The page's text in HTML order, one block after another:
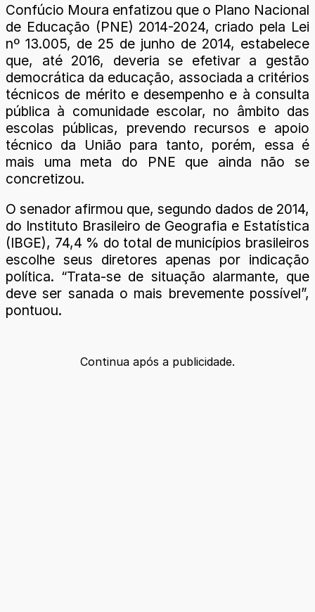
Confúcio Moura enfatizou que o Plano Nacional
de Educação (PNE) 2014-2024, criado pela Lei
nº 13.005, de 25 de junho de 2014, estabelece
que, até 2016, deveria se efetivar a gestão
democrática da educação, associada a critérios
técnicos de mérito e desempenho e à consulta
pública à comunidade escolar, no âmbito das
escolas públicas, prevendo recursos e apoio
técnico da União para tanto, porém, essa é
mais uma meta do PNE que ainda não se
concretizou.
O senador afirmou que, segundo dados de 2014,
do Instituto Brasileiro de Geografia e Estatística
(IBGE), 74,4 % do total de municípios brasileiros
escolhe seus diretores apenas por indicação
política. “Trata-se de situação alarmante, que
deve ser sanada o mais brevemente possível”,
pontuou.
Continua após a publicidade.